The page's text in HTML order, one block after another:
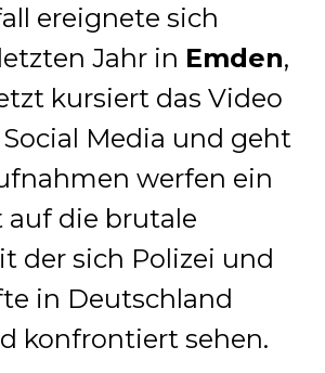
ereignete sich
Jahr in Emden,
kursiert das Video
Media und geht
werfen ein
auf die brutale
der sich Polizei und
in Deutschland
konfrontiert sehen.